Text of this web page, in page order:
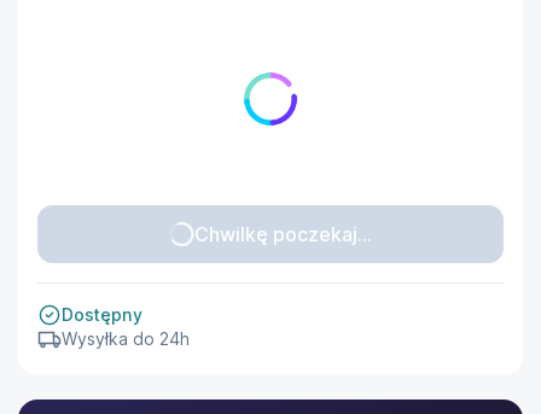
Chwilkę poczekaj...
Dostępny
Wysyłka do 24h